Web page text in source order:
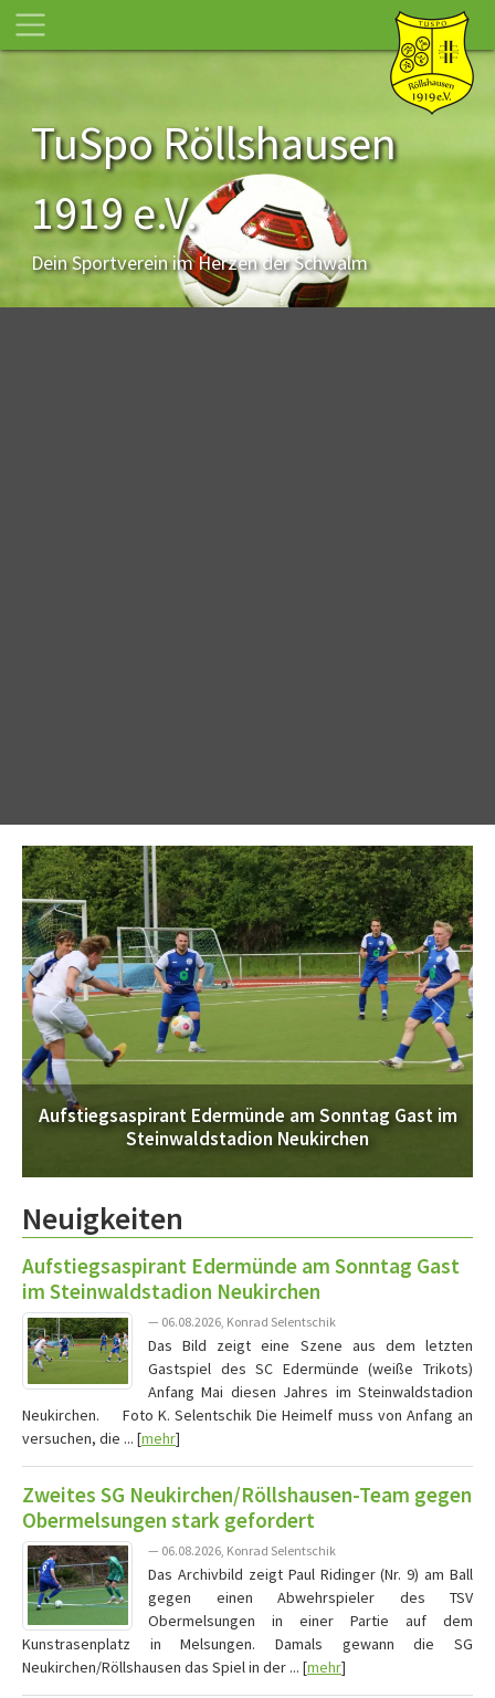
TuSpo Röllshausen
1919 e.V.
Dein Sportverein im Herzen der Schwalm
Aufstiegsaspirant Edermünde am Sonntag Gast im
Steinwaldstadion Neukirchen
Neuigkeiten
Aufstiegsaspirant Edermünde am Sonntag Gast
im Steinwaldstadion Neukirchen
— 06.08.2026, Konrad Selentschik
Das Bild zeigt eine Szene aus dem letzten
Gastspiel des SC Edermünde (weiße Trikots)
Anfang Mai diesen Jahres im Steinwaldstadion
Neukirchen. Foto K. Selentschik Die Heimelf muss von Anfang an
versuchen, die ... [mehr]
Zweites SG Neukirchen/Röllshausen-Team gegen
Obermelsungen stark gefordert
— 06.08.2026, Konrad Selentschik
Das Archivbild zeigt Paul Ridinger (Nr. 9) am Ball
gegen einen Abwehrspieler des TSV
Obermelsungen in einer Partie auf dem
Kunstrasenplatz in Melsungen. Damals gewann die SG
Neukirchen/Röllshausen das Spiel in der ... [mehr]